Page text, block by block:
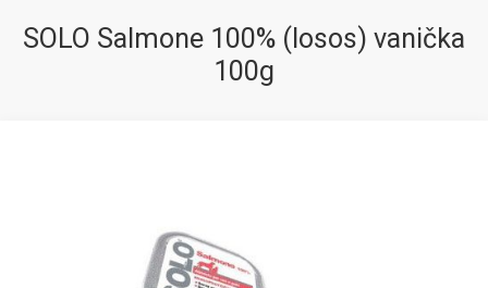
SOLO Salmone 100% (losos) vanička
100g